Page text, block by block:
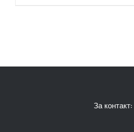
За контакт: